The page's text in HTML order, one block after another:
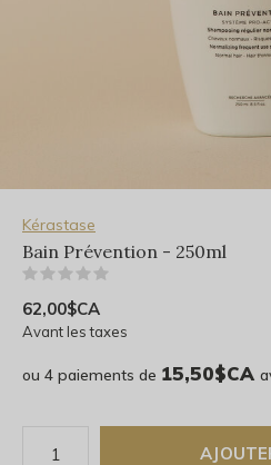
Kérastase
Bain Prévention - 250ml
62,00$CA
Avant les taxes
ou 4 paiements de 15,50$CA